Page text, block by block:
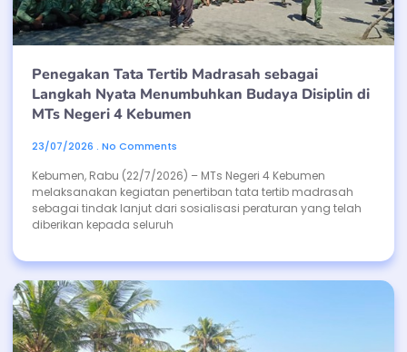
Penegakan Tata Tertib Madrasah sebagai
Langkah Nyata Menumbuhkan Budaya Disiplin di
MTs Negeri 4 Kebumen
23/07/2026 No Comments
Kebumen, Rabu (22/7/2026) – MTs Negeri 4 Kebumen
melaksanakan kegiatan penertiban tata tertib madrasah
sebagai tindak lanjut dari sosialisasi peraturan yang telah
diberikan kepada seluruh